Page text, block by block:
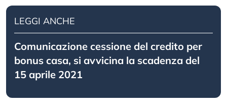
LEGGI ANCHE
Comunicazione cessione del credito per
bonus casa, si avvicina la scadenza del
15 aprile 2021